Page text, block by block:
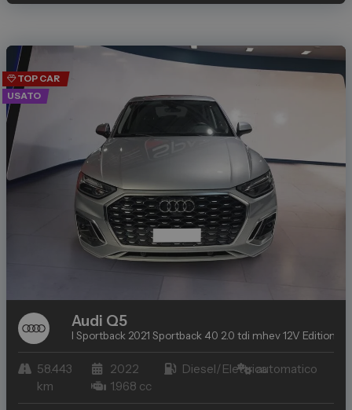
TOP CAR
USATO
Audi Q5
I Sportback 2021 Sportback 40 2.0 tdi mhev 12V Edition
58.443
km
2022 Diesel/Elettricaautomatico
1.968 cc